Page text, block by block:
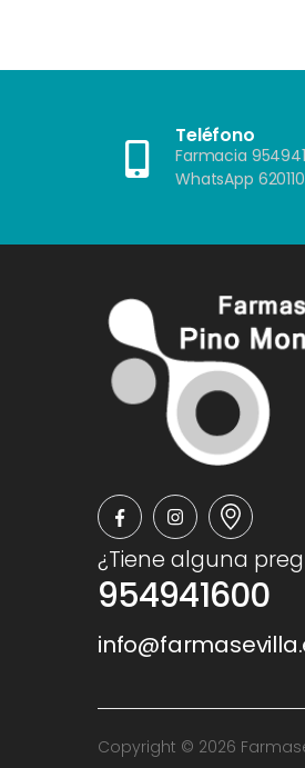
Teléfono
Farmacia
WhatsApp
¿Tiene alguna
954941600
Copyright © 2026